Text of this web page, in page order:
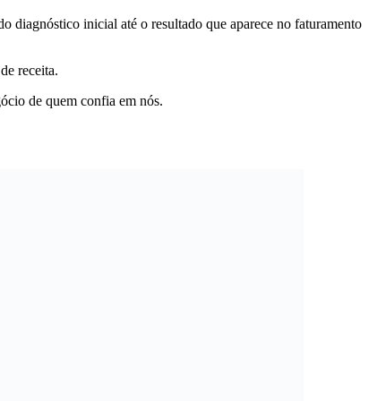
diagnóstico inicial até o resultado que aparece no faturamento
receita.
de quem confia em nós.